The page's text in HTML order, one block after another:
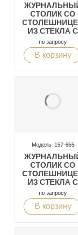
СТОЛИК СО
ИЗ СТЕКЛА С
ЭФФЕКТОМ
МРАМОРА
по запросу
В корзину
Модель: 157-655
СТОЛИК СО
ИЗ СТЕКЛА С
ЭФФЕКТОМ
МРАМОРА
по запросу
В корзину